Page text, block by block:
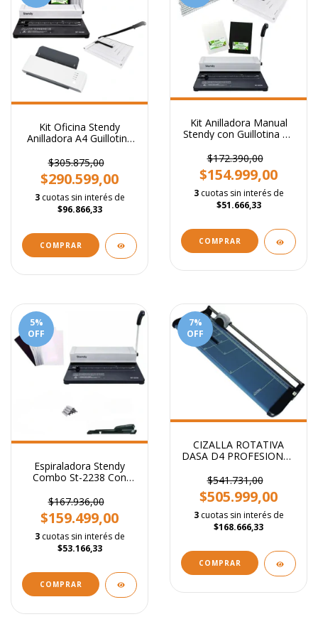
Kit Oficina Stendy
Anilladora A4 Guillotina
Insumos
$305.875,00
$290.599,00
3 cuotas sin interés de
$96.866,33
Kit Anilladora Manual
Stendy con Guillotina A4
para Encuadernar y 50
Espirales
$172.390,00
$154.999,00
3 cuotas sin interés de
$51.666,33
5%
OFF
Espiraladora Stendy
Combo St-2238 Con
Broches + 100 Tapas +
50 Espirales
$167.936,00
$159.499,00
3 cuotas sin interés de
$53.166,33
7%
OFF
CIZALLA ROTATIVA
DASA D4 PROFESIONAL
$541.731,00
$505.999,00
3 cuotas sin interés de
$168.666,33